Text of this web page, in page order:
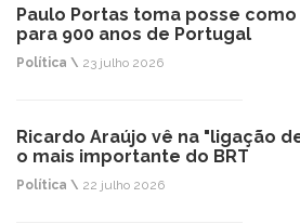
Paulo Portas toma posse
para 900 anos de Portugal
Política \ 23 julho 2026
Ricardo Araújo vê na "ligação
o mais importante do BRT
Política \ 22 julho 2026